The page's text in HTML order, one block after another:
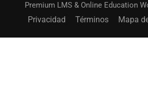
Premium LMS & Online Education
Privacidad Términos Mapa